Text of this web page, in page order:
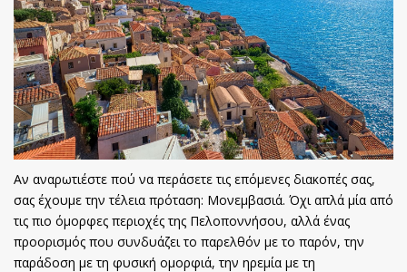
Αν αναρωτιέστε πού να περάσετε τις επόμενες διακοπές σας,
σας έχουμε την τέλεια πρόταση: Μονεμβασιά. Όχι απλά μία από
τις πιο όμορφες περιοχές της Πελοποννήσου, αλλά ένας
προορισμός που συνδυάζει το παρελθόν με το παρόν, την
παράδοση με τη φυσική ομορφιά, την ηρεμία με τη